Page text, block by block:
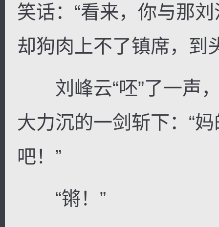
笑话：“看来，你与那
却狗肉上不了镇席，到
刘峰云“呸”了一声，
大力沉的一剑斩下：“
吧！”
“锵！”